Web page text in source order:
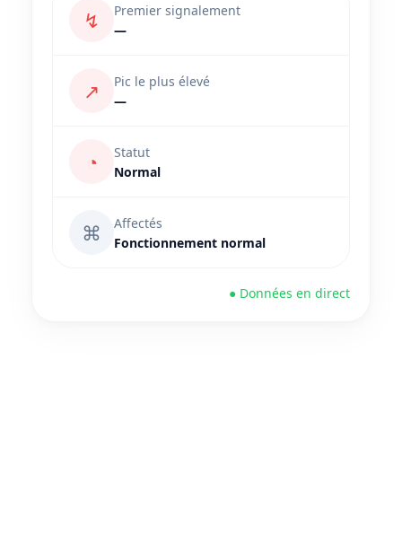
↯
Premier signalement
—
↗
Pic le plus élevé
—
◔
Statut
Normal
⌘
Affectés
Fonctionnement normal
● Données en direct